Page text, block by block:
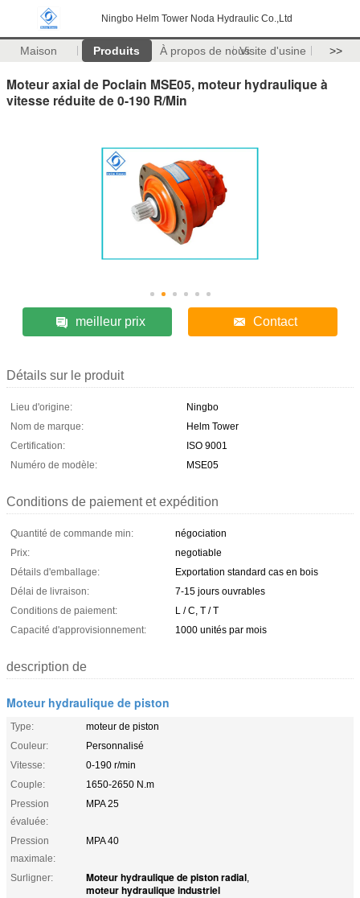
Ningbo Helm Tower Noda Hydraulic Co.,Ltd
Maison Produits À propos de nousVisite d'usine >>
Moteur axial de Poclain MSE05, moteur hydraulique à
vitesse réduite de 0-190 R/Min
meilleur prix Contact
Détails sur le produit
Lieu d'origine:
Ningbo
Nom de marque:
Helm Tower
Certification:
ISO 9001
Numéro de modèle:
MSE05
Conditions de paiement et expédition
Quantité de commande min:
négociation
Prix:
negotiable
Détails d'emballage:
Exportation standard cas en bois
Délai de livraison:
7-15 jours ouvrables
Conditions de paiement:
L / C, T / T
Capacité d'approvisionnement:
1000 unités par mois
description de
Moteur hydraulique de piston
Type:
moteur de piston
Couleur:
Personnalisé
Vitesse:
0-190 r/min
Couple:
1650-2650 N.m
Pression
évaluée:
MPA 25
Pression
maximale:
MPA 40
Surligner: Moteur hydraulique de piston radial,
moteur hydraulique industriel